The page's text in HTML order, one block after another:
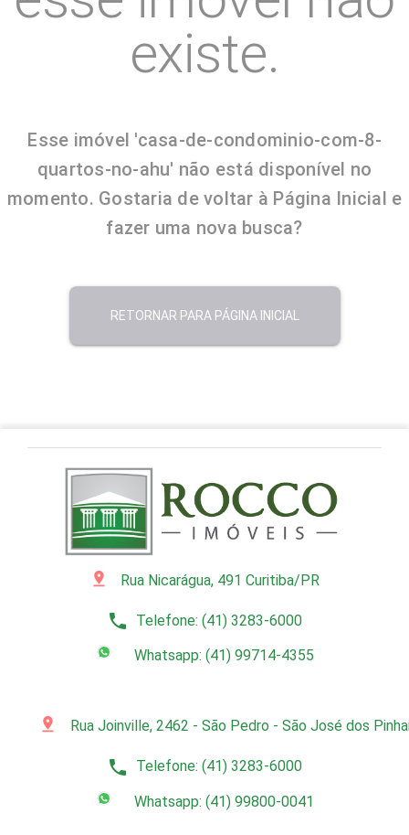
pin_drop Rua Nicarágua, 491 Curitiba/PR
phone Telefone: (41) 3283-6000
Whatsapp: (41) 99714-4355
pin_drop Rua Joinville, 2462 - São Pedro - São José dos
phone Telefone: (41) 3283-6000
Whatsapp: (41) 99800-0041
existe.
Esse imóvel 'casa-de-condominio-com-8-
quartos-no-ahu' não está disponível no
momento. Gostaria de voltar à Página Inicial e
fazer uma nova busca?
RETORNAR PARA PÁGINA INICIAL